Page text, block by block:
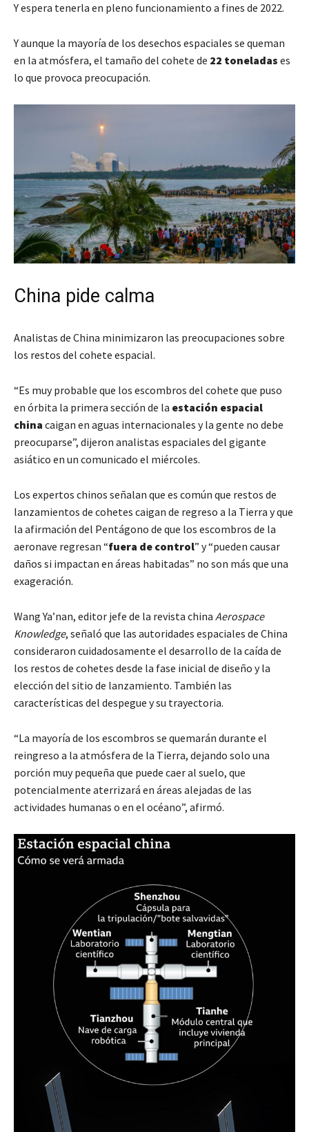
Y espera tenerla en pleno funcionamiento a fines de 2022.
Y aunque la mayoría de los desechos espaciales se queman
en la atmósfera, el tamaño del cohete de 22 toneladas es
lo que provoca preocupación.
China pide calma
Analistas de China minimizaron las preocupaciones sobre
los restos del cohete espacial.
“Es muy probable que los escombros del cohete que puso
en órbita la primera sección de la estación espacial
china caigan en aguas internacionales y la gente no debe
preocuparse”, dijeron analistas espaciales del gigante
asiático en un comunicado el miércoles.
Los expertos chinos señalan que es común que restos de
lanzamientos de cohetes caigan de regreso a la Tierra y que
la afirmación del Pentágono de que los escombros de la
aeronave regresan “fuera de control” y “pueden causar
daños si impactan en áreas habitadas” no son más que una
exageración.
Wang Ya’nan, editor jefe de la revista china Aerospace
Knowledge, señaló que las autoridades espaciales de China
consideraron cuidadosamente el desarrollo de la caída de
los restos de cohetes desde la fase inicial de diseño y la
elección del sitio de lanzamiento. También las
características del despegue y su trayectoria.
“La mayoría de los escombros se quemarán durante el
reingreso a la atmósfera de la Tierra, dejando solo una
porción muy pequeña que puede caer al suelo, que
potencialmente aterrizará en áreas alejadas de las
actividades humanas o en el océano”, afirmó.